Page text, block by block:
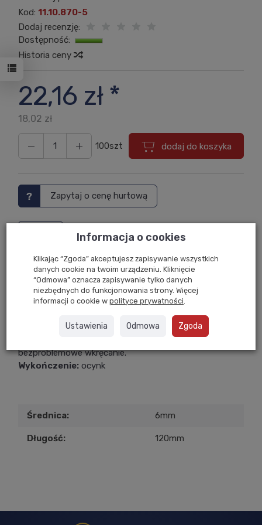
Kod: 11.10.870-5
Dodaj recenzję:
Dostępność:
Historia ceny
22,16 zł *
18,02 zł
100szt dodaj do koszyka
Zapytaj o cenę hurtową
Dostawa 24
w 24h
Gwarancja
Przez 1 rok
Zwrot
Wkręty wykonane z wysokiej jakości stali.
Z łbem stożkowym i ostrą końcówką ułatwiającą
bezproblemowe wkręcanie.
Wykończenie: ocynk
Średnica: 6mm
Długość: 120mm
Informacja o cookies
Klikając “Zgoda” akceptujesz zapisywanie wszystkich
danych cookie na twoim urządzeniu. Kliknięcie
“Odmowa” oznacza zapisywanie tylko danych
niezbędnych do funkcjonowania strony. Więcej
informacji o cookie w polityce prywatności.
Ustawienia Odmowa Zgoda